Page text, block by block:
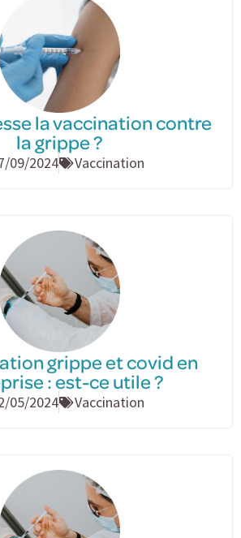
la vaccination contre
la grippe ?
09/2024 Vaccination
grippe et covid en
: est-ce utile ?
05/2024 Vaccination